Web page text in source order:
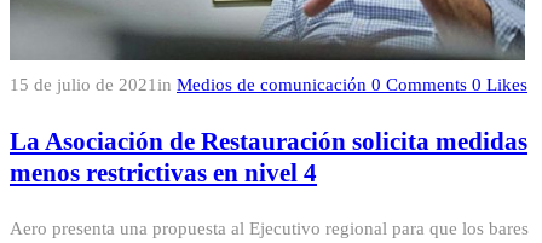
15 de julio de 2021 in Medios de comunicación 0 Comments 0 Likes
La Asociación de Restauración solicita medidas
menos restrictivas en nivel 4
Aero presenta una propuesta al Ejecutivo regional para que los bares